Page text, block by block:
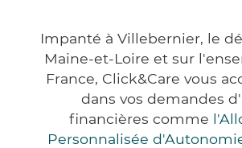
Impanté à Villebernier, le
Maine-et-Loire et sur
France, Click&Care vous
dans vos demandes
financières comme
Personnalisée